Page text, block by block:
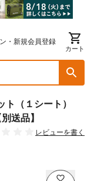
・新規会員登録
カート
ト（１シート）
送品】
レビューを書く